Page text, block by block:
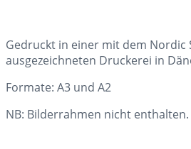
Gedruckt in einer mit dem Nordic
ausgezeichneten Druckerei in
Formate: A3 und A2
NB: Bilderrahmen nicht enthalten.